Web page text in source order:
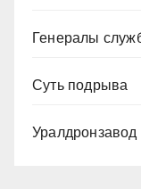
Генералы
Суть подрыва
Уралдронзавод